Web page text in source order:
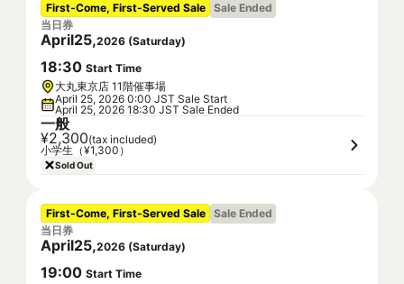
First-Come, First-Served Sale Sale Ended
当日券
April25,2026 (Saturday)
18:30 Start Time
大丸東京店 11階催事場
April 25, 2026 0:00 JST Sale Start
April 25, 2026 18:30 JST Sale Ended
一般
¥2,300(tax included)
小学生（¥1,300）
Sold Out
First-Come, First-Served Sale Sale Ended
当日券
April25,2026 (Saturday)
19:00 Start Time